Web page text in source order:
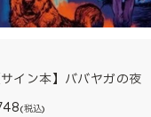
サイン本】ババヤガの夜
(税込)